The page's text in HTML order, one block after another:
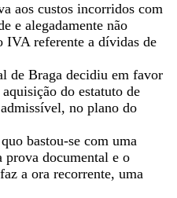
aos custos incorridos com
e alegadamente não
IVA referente a dívidas de
de Braga decidiu em favor
do estatuto de
no plano do
bastou-se com uma
prova documental e o
a ora recorrente, uma